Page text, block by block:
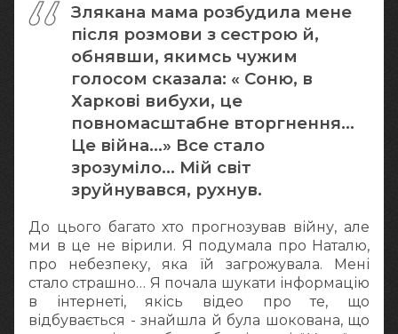
Злякана мама розбудила мене
після розмови з сестрою й,
обнявши, якимсь чужим
голосом сказала: « Соню, в
Харкові вибухи, це
повномасштабне вторгнення…
Це війна…» Все стало
зрозуміло… Мій світ
зруйнувався, рухнув.
До цього багато хто прогнозував війну, але
ми в це не вірили. Я подумала про Наталю,
про небезпеку, яка їй загрожувала. Мені
стало страшно… Я почала шукати інформацію
в інтернеті, якісь відео про те, що
відбувається - знайшла й була шокована, що